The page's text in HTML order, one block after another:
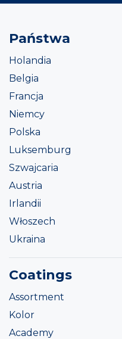
Państwa
Holandia
Belgia
Francja
Niemcy
Polska
Luksemburg
Szwajcaria
Austria
Irlandii
Włoszech
Ukraina
Coatings
Assortment
Kolor
Academy